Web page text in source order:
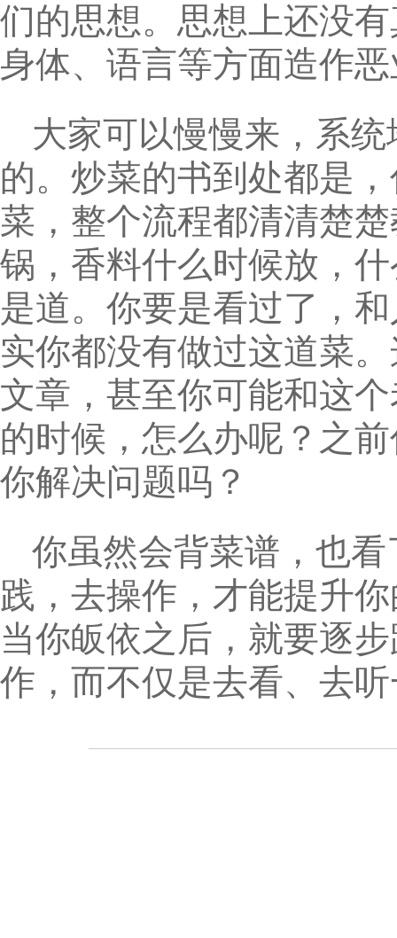
们的思想。思想上还没
身体、语言等方面造作
大家可以慢慢来，系
的。炒菜的书到处都是
菜，整个流程都清清楚
锅，香料什么时候放，
是道。你要是看过了，
实你都没有做过这道菜
文章，甚至你可能和这
的时候，怎么办呢？之
你解决问题吗？
你虽然会背菜谱，也
践，去操作，才能提升
当你皈依之后，就要逐
作，而不仅是去看、去